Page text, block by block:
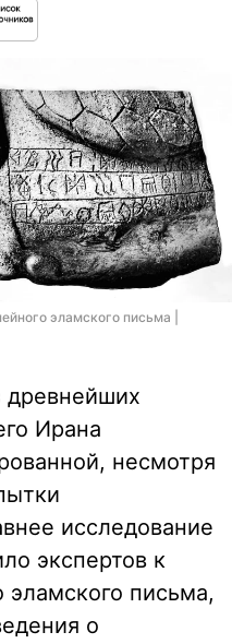
эламского письма |
древнейших
Ирана
несмотря
исследование
экспертов к
письма,
о